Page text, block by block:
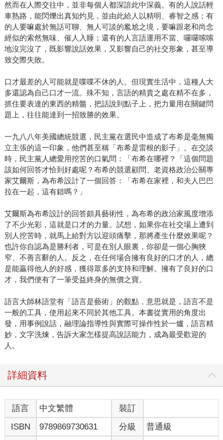
然而在人際交往中，並非每個人都深諳此中深義。有的人說話輕
車熟路，能閃爍出真知灼見，並由此給人以精明、睿智之感；有
的人要嘛處於無話可聊、無人可談的尷尬之境，要嘛跟老和尚念
經似的索然無味、催人入睡；還有的人言語運用不當、囉囉嗦嗦
地沒完沒了，既影響說話效果，又影響自己的社交形象，甚至導
致交際失敗。
口才最差的人可能就是喋喋不休的人。但現實生活中，這種人大
多還認為自己口才一流。殊不知，言語的精貴之處在精不在多，
抓住要表達的東西的精髓，把話說到點子上，把力量用在關鍵問
題上，往往能達到一招致勝的效果。
一九八八年美國總統競選，民主黨在選民中造成了布希是毫無獨
立主張的這一印象，他們甚至稱「布希是雷根的影子」。在交談
時，民主黨人總愛用挖苦的口氣問：「布希在哪裡？「這個問題
該如何回答才恰到好處呢？布希的競選顧問、老資格政治公關專
家艾爾斯，為布希設計了一個回答：「布希在家裡，和夫人巴巴
拉在一起，這有錯嗎？」
艾爾斯為布希設計的回答頗具藝術性，為布希的政治家風度增添
了不少光彩，這就是口才的力量。試想，如果你在社交場上遭到
別人挖苦時，就馬上給對方以迎頭痛擊，那將產生什麼效果呢？
也許你自認為是勝利者，可是在別人眼裏，你卻是一個心胸狹
窄、不善言辭的人。反之，在任何場合擁有良好的口才的人，總
是能贏得他人的好感，獲得眾多的支持和理解。擁有了良好的口
才，我們便有了一筆受益終身的無價之寶。
語言大師林語堂有「語言是藝術」的觀點，意思就是，語言不是
一般的工具，使用起來不同於其他工具。本書從實用的角度出
發，用事例說話，融理論指導性與實際可操作性於一爐，語言精
妙，文字洗煉，告訴大家怎樣提高說話能力，成為最受歡迎的
人。
詳細資料
語言 中文繁體
裝訂
ISBN
9789869730631 分級 普通級